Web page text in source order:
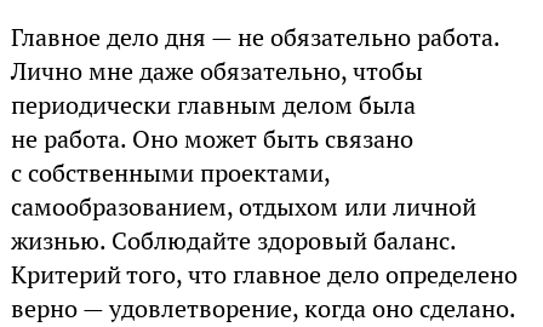
Главное дело дня — не обязательно работа.
Лично мне даже обязательно, чтобы
периодически главным делом была
не работа. Оно может быть связано
с собственными проектами,
самообразованием, отдыхом или личной
жизнью. Соблюдайте здоровый баланс.
Критерий того, что главное дело определено
верно — удовлетворение, когда оно сделано.